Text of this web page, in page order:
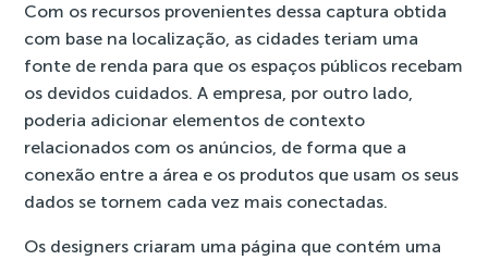
Com os recursos provenientes dessa captura obtida
com base na localização, as cidades teriam uma
fonte de renda para que os espaços públicos recebam
os devidos cuidados. A empresa, por outro lado,
poderia adicionar elementos de contexto
relacionados com os anúncios, de forma que a
conexão entre a área e os produtos que usam os seus
dados se tornem cada vez mais conectadas.
Os designers criaram uma página que contém uma